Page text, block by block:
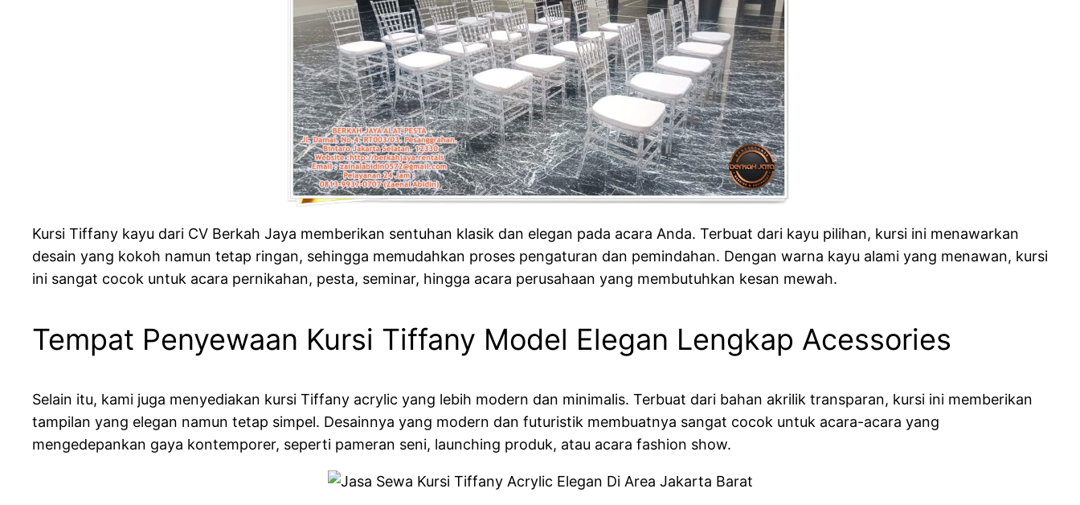
Kursi Tiffany kayu dari CV Berkah Jaya memberikan sentuhan klasik dan elegan pada acara Anda. Terbuat dari kayu pilihan, kursi ini menawarkan
desain yang kokoh namun tetap ringan, sehingga memudahkan proses pengaturan dan pemindahan. Dengan warna kayu alami yang menawan, kursi
ini sangat cocok untuk acara pernikahan, pesta, seminar, hingga acara perusahaan yang membutuhkan kesan mewah.
Tempat Penyewaan Kursi Tiffany Model Elegan Lengkap Acessories
Selain itu, kami juga menyediakan kursi Tiffany acrylic yang lebih modern dan minimalis. Terbuat dari bahan akrilik transparan, kursi ini memberikan
tampilan yang elegan namun tetap simpel. Desainnya yang modern dan futuristik membuatnya sangat cocok untuk acara-acara yang
mengedepankan gaya kontemporer, seperti pameran seni, launching produk, atau acara fashion show.